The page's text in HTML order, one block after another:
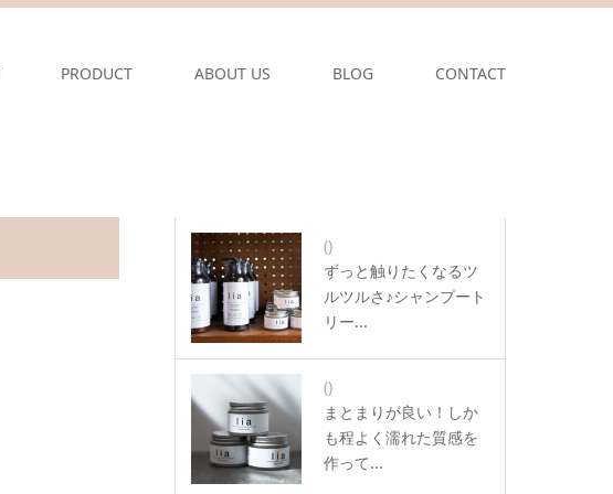
PRODUCT ABOUT US BLOG CONTACT
()
ずっと触りたくなるツ
ルツルさ♪シャンプート
リー...
()
まとまりが良い！しか
も程よく濡れた質感を
作って...